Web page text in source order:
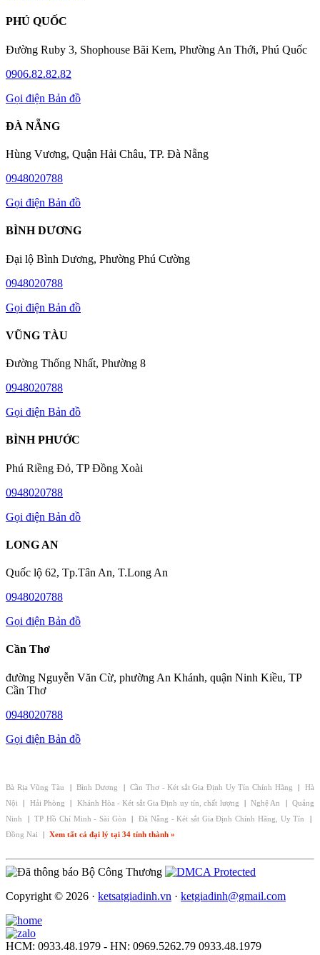
PHÚ QUỐC
Đường Ruby 3, Shophouse Bãi Kem, Phường An Thới, Phú Quốc
0906.82.82.82
Gọi điện Bản đồ
ĐÀ NẴNG
Hùng Vương, Quận Hải Châu, TP. Đà Nẵng
0948020788
Gọi điện Bản đồ
BÌNH DƯƠNG
Đại lộ Bình Dương, Phường Phú Cường
0948020788
Gọi điện Bản đồ
VŨNG TÀU
Đường Thống Nhất, Phường 8
0948020788
Gọi điện Bản đồ
BÌNH PHƯỚC
Phú Riềng Đỏ, TP Đồng Xoài
0948020788
Gọi điện Bản đồ
LONG AN
Quốc lộ 62, Tp.Tân An, T.Long An
0948020788
Gọi điện Bản đồ
Cần Thơ
đường Nguyễn Văn Cừ, phường An Khánh, quận Ninh Kiều, TP
Cần Thơ
0948020788
Gọi điện Bản đồ
Bà Rịa Vũng Tàu | Bình Dương | Cần Thơ - Két sắt Gia Định Uy Tín Chính Hãng |
Hà
Nội
| Hải Phòng | Khánh Hòa - Két sắt Gia Định uy tín, chất lượng | Nghệ An |
Quảng
Ninh
| TP Hồ Chí Minh - Sài Gòn | Đà Nẵng - Két sắt Gia Định Chính Hãng, Uy Tín
|
Đồng Nai
| Xem tất cả đại lý tại 34 tỉnh thành »
Copyright © 2026 · ketsatgiadinh.vn · ketgiadinh@gmail.com
HCM: 0933.48.1979 - HN: 0969.5262.79 0933.48.1979